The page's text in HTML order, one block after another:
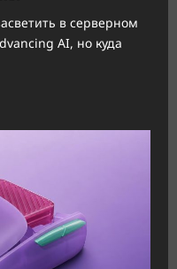
в серверном
AI, но куда